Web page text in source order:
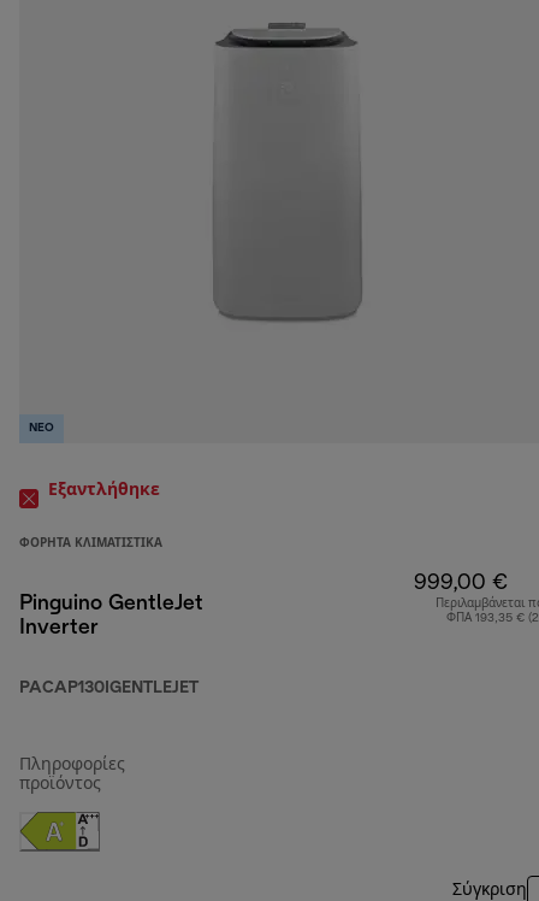
NEO
Εξαντλήθηκε
ΦΟΡΗΤΆ ΚΛΙΜΑΤΙΣΤΙΚΆ
Pinguino GentleJet
Inverter
PACAP130IGENTLEJET
999,00 €
Περιλαμβάνεται
ΦΠΑ 193,35 €
Πληροφορίες
προϊόντος
Σύγκριση